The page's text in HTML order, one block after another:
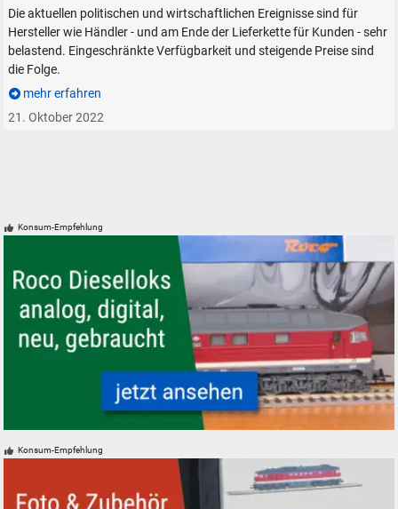
Die aktuellen politischen und wirtschaftlichen Ereignisse sind für
Hersteller wie Händler - und am Ende der Lieferkette für Kunden - sehr
belastend. Eingeschränkte Verfügbarkeit und steigende Preise sind
die Folge.
mehr erfahren
21. Oktober 2022
Konsum-Empfehlung
Konsum-Empfehlung